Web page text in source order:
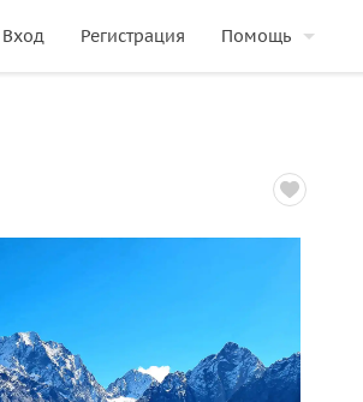
Вход Регистрация Помощь